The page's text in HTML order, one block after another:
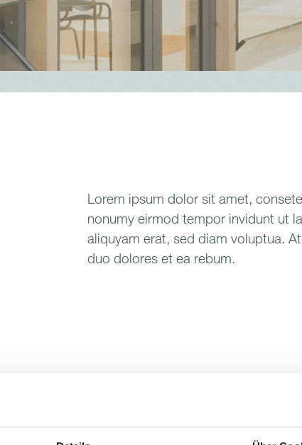
Lorem ipsum dolor sit amet,
nonumy eirmod tempor invidunt ut
aliquyam erat, sed diam voluptua.
duo dolores et ea rebum.